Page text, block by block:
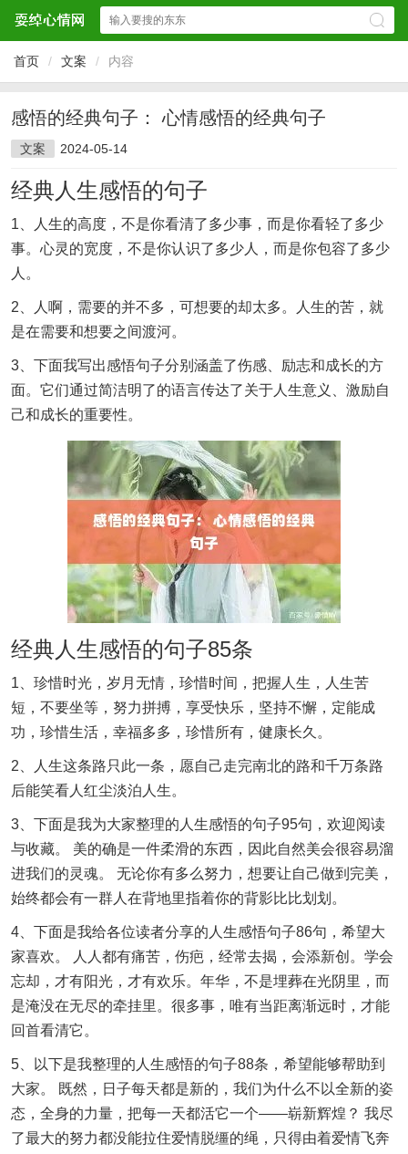
首页 / 文案 / 内容
感悟的经典句子： 心情感悟的经典句子
文案 2024-05-14
经典人生感悟的句子
1、人生的高度，不是你看清了多少事，而是你看轻了多少
事。心灵的宽度，不是你认识了多少人，而是你包容了多少
人。
2、人啊，需要的并不多，可想要的却太多。人生的苦，就
是在需要和想要之间渡河。
3、下面我写出感悟句子分别涵盖了伤感、励志和成长的方
面。它们通过简洁明了的语言传达了关于人生意义、激励自
己和成长的重要性。
经典人生感悟的句子85条
1、珍惜时光，岁月无情，珍惜时间，把握人生，人生苦
短，不要坐等，努力拼搏，享受快乐，坚持不懈，定能成
功，珍惜生活，幸福多多，珍惜所有，健康长久。
2、人生这条路只此一条，愿自己走完南北的路和千万条路
后能笑看人红尘淡泊人生。
3、下面是我为大家整理的人生感悟的句子95句，欢迎阅读
与收藏。 美的确是一件柔滑的东西，因此自然美会很容易溜
进我们的灵魂。 无论你有多么努力，想要让自己做到完美，
始终都会有一群人在背地里指着你的背影比比划划。
4、下面是我给各位读者分享的人生感悟句子86句，希望大
家喜欢。 人人都有痛苦，伤疤，经常去揭，会添新创。学会
忘却，才有阳光，才有欢乐。年华，不是埋葬在光阴里，而
是淹没在无尽的牵挂里。很多事，唯有当距离渐远时，才能
回首看清它。
5、以下是我整理的人生感悟的句子88条，希望能够帮助到
大家。 既然，日子每天都是新的，我们为什么不以全新的姿
态，全身的力量，把每一天都活它一个——崭新辉煌？ 我尽
了最大的努力都没能拉住爱情脱缰的绳，只得由着爱情飞奔